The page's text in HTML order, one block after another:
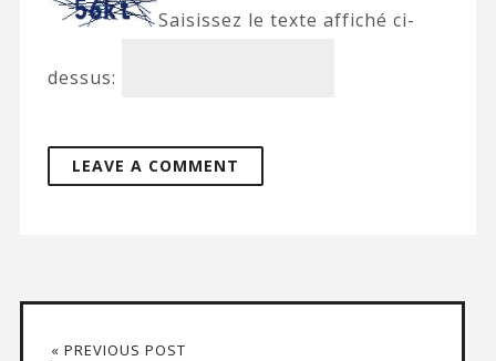
Saisissez le texte affiché ci-
dessus:
« PREVIOUS POST